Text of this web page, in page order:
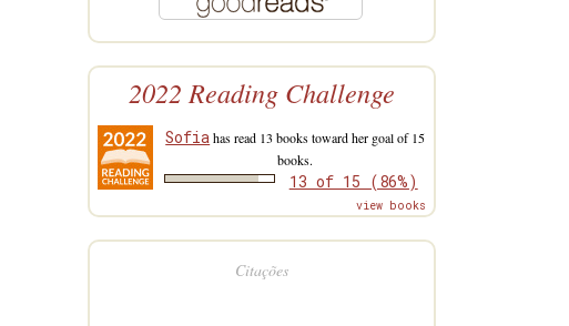
2022 Reading Challenge
Sofiahas read 13 books toward her goal of 15
books.
13 of 15 (86%)
view books
Citações